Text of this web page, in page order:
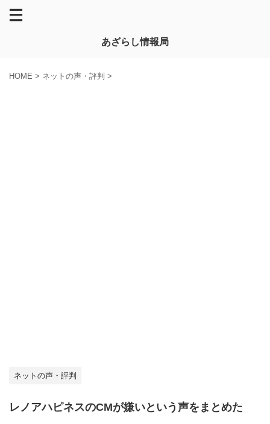
あざらし情報局
HOME > ネットの声・評判 >
ネットの声・評判
レノアハピネスのCMが嫌いという声をまとめた